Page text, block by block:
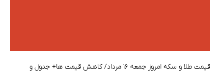
قیمت طلا و سکه امروز جمعه ۱۶ مرداد/ کاهش قیمت ها+ جدول و